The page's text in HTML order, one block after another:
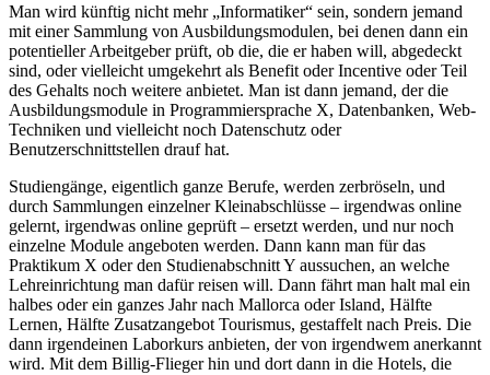
Man wird künftig nicht mehr „Informatiker“ sein, sondern jemand
mit einer Sammlung von Ausbildungsmodulen, bei denen dann ein
potentieller Arbeitgeber prüft, ob die, die er haben will, abgedeckt
sind, oder vielleicht umgekehrt als Benefit oder Incentive oder Teil
des Gehalts noch weitere anbietet. Man ist dann jemand, der die
Ausbildungsmodule in Programmiersprache X, Datenbanken, Web-
Techniken und vielleicht noch Datenschutz oder
Benutzerschnittstellen drauf hat.
Studiengänge, eigentlich ganze Berufe, werden zerbröseln, und
durch Sammlungen einzelner Kleinabschlüsse – irgendwas online
gelernt, irgendwas online geprüft – ersetzt werden, und nur noch
einzelne Module angeboten werden. Dann kann man für das
Praktikum X oder den Studienabschnitt Y aussuchen, an welche
Lehreinrichtung man dafür reisen will. Dann fährt man halt mal ein
halbes oder ein ganzes Jahr nach Mallorca oder Island, Hälfte
Lernen, Hälfte Zusatzangebot Tourismus, gestaffelt nach Preis. Die
dann irgendeinen Laborkurs anbieten, der von irgendwem anerkannt
wird. Mit dem Billig-Flieger hin und dort dann in die Hotels, die